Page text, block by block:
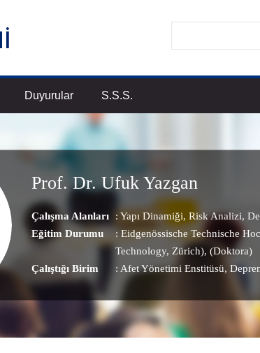
Duyurular S.S.S.
Prof. Dr. Ufuk Yazgan
Çalışma Alanları : Yapı Dinamiği, Risk Analizi,
Eğitim Durumu
: Eidgenössische Technische
Technology, Zürich), (Doktora)
Çalıştığı Birim
: Afet Yönetimi Enstitüsü,